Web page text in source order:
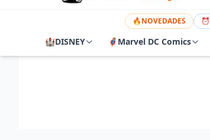
🔥NOVEDADES ⏰
🏰DISNEY 🦸 Marvel DC Comics